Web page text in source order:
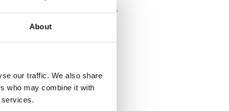
About
our traffic. We also share
who may combine it with
services.
si vous préférez regarder
bas à gauche sur
des forfaits de